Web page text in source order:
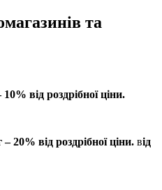
та
від роздрібної ціни.
20% від роздрібної ціни. від